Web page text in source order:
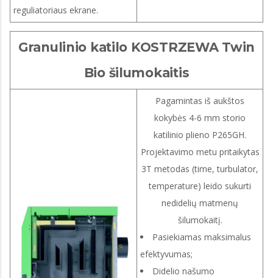
reguliatoriaus ekrane.
Granulinio katilo KOSTRZEWA Twin
Bio šilumokaitis
Pagamintas iš aukštos
kokybės 4-6 mm storio
katilinio plieno P265GH.
Projektavimo metu pritaikytas
3T metodas (time, turbulator,
temperature) leido sukurti
nedidelių matmenų
šilumokaitį.
Pasiekiamas maksimalus
efektyvumas;
Didelio našumo